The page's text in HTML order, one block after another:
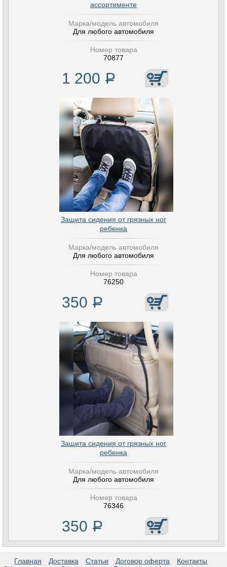
ассортименте
Марка/модель автомобиля
Для любого автомобиля
Номер товара
70877
1 200 Р
Защита сидения от грязных ног
ребенка
Марка/модель автомобиля
Для любого автомобиля
Номер товара
76250
350 Р
Защита сидения от грязных ног
ребенка
Марка/модель автомобиля
Для любого автомобиля
Номер товара
76346
350 Р
Главная Доставка Статьи Договор оферта
Контакты